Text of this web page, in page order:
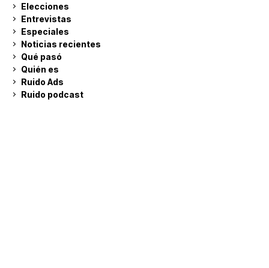
Elecciones
Entrevistas
Especiales
Noticias recientes
Qué pasó
Quién es
Ruido Ads
Ruido podcast